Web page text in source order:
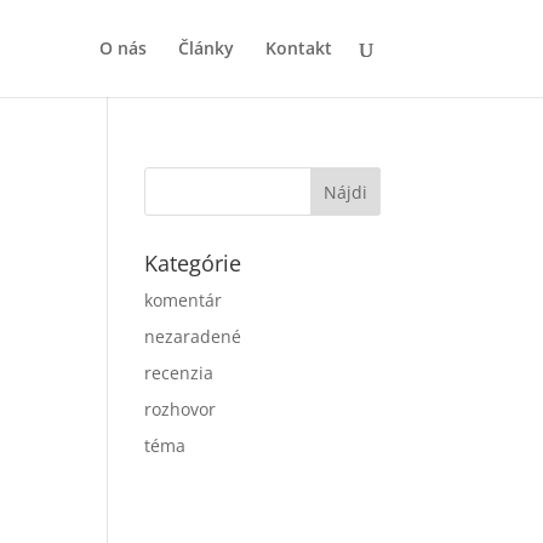
O nás Články Kontakt
Kategórie
komentár
nezaradené
recenzia
rozhovor
téma